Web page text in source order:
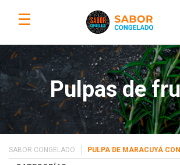
☰
Pulpas de
SABOR CONGELADO PULPA DE MARACUYÁ